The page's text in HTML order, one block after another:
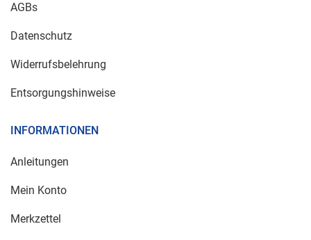
AGBs
Datenschutz
Widerrufsbelehrung
Entsorgungshinweise
INFORMATIONEN
Anleitungen
Mein Konto
Merkzettel